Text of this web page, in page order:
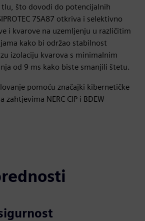
tlu, što dovodi do potencijalnih
7SA87 otkriva i selektivno
i kvarove na uzemljenju u različitim
kako bi održao stabilnost
izolaciju kvarova s minimalnim
od 9 ms kako biste smanjili štetu.
pomoću značajki kibernetičke
NERC CIP i BDEW